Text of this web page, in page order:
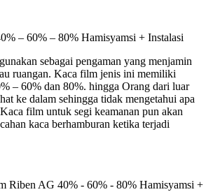
– 60% – 80% Hamisyamsi + Instalasi
sebagai pengaman yang menjamin
ruangan. Kaca film jenis ini memiliki
– 60% dan 80%. hingga Orang dari luar
ke dalam sehingga tidak mengetahui apa
film untuk segi keamanan pun akan
kaca berhamburan ketika terjadi
Riben AG 40% - 60% - 80% Hamisyamsi +